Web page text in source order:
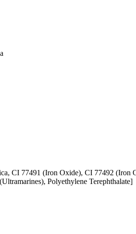
CI 77491 (Iron Oxide), CI 77492
, Polyethylene Terephthalate]